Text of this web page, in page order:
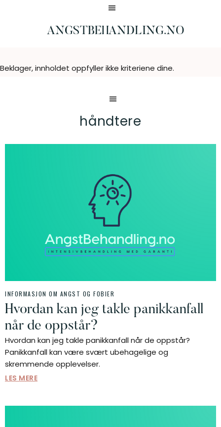
hovedinnholdANGSTBEHANDLING.NO
4
Beklager, innholdet oppfyller ikke kriteriene dine.
håndtere
INFORMASJON OM ANGST OG FOBIER
Hvordan kan jeg takle panikkanfall
når de oppstår?
Hvordan kan jeg takle panikkanfall når de oppstår?
Panikkanfall kan være svært ubehagelige og
skremmende opplevelser.
LES MERE